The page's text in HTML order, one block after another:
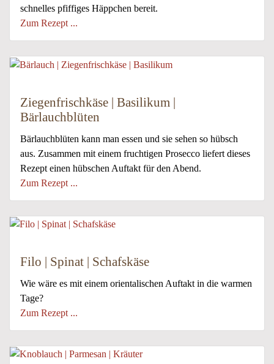
schnelles pfiffiges Häppchen bereit.
Zum Rezept ...
Ziegenfrischkäse | Basilikum |
Bärlauchblüten
Bärlauchblüten kann man essen und sie sehen so hübsch
aus. Zusammen mit einem fruchtigen Prosecco liefert dieses
Rezept einen hübschen Auftakt für den Abend.
Zum Rezept ...
Filo | Spinat | Schafskäse
Wie wäre es mit einem orientalischen Auftakt in die warmen
Tage?
Zum Rezept ...